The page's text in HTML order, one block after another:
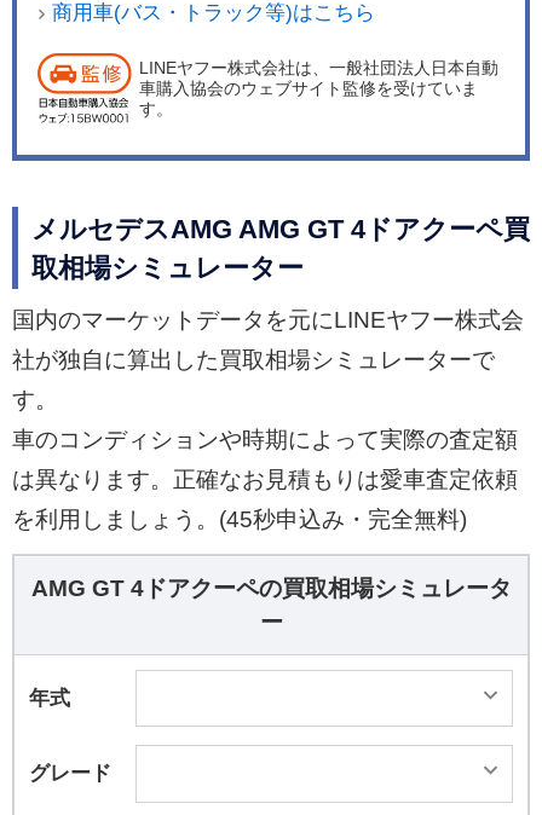
商用車(バス・トラック等)はこちら
LINEヤフー株式会社は、一般社団法人日本自動
車購入協会のウェブサイト監修を受けていま
す。
メルセデスAMG AMG GT 4ドアクーペ買
取相場シミュレーター
国内のマーケットデータを元にLINEヤフー株式会
社が独自に算出した買取相場シミュレーターで
す。
車のコンディションや時期によって実際の査定額
は異なります。正確なお見積もりは愛車査定依頼
を利用しましょう。(45秒申込み・完全無料)
AMG GT 4ドアクーペの買取相場シミュレータ
ー
年式
グレード